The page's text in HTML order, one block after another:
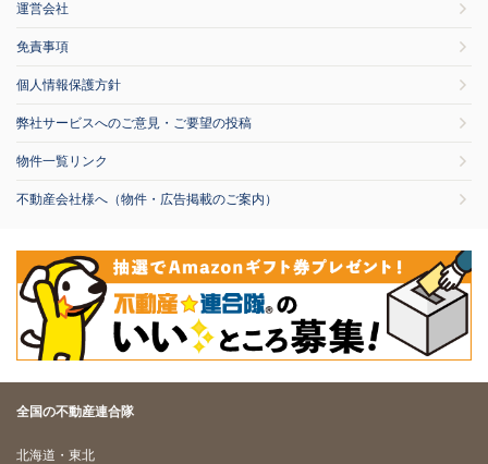
運営会社
免責事項
個人情報保護方針
弊社サービスへのご意見・ご要望の投稿
物件一覧リンク
不動産会社様へ（物件・広告掲載のご案内）
全国の不動産連合隊
北海道・東北